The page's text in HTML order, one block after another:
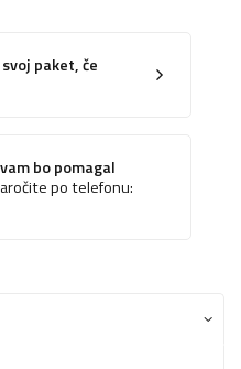
paket, če
bo pomagal
po telefonu: